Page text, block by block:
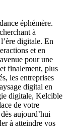
éphémère.
à
digitale. En
et en
pour une
finalement, plus
les entreprises
digital en
digitale, Kelcible
de votre
aujourd’hui
à atteindre vos